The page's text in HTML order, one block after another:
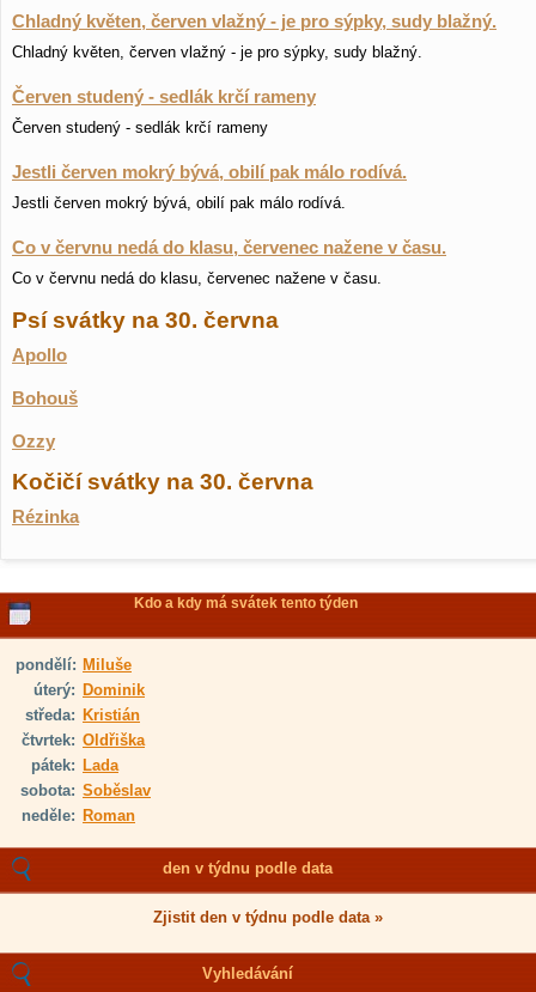
Chladný květen, červen vlažný - je pro sýpky, sudy blažný.
Chladný květen, červen vlažný - je pro sýpky, sudy blažný.
Červen studený - sedlák krčí rameny
Červen studený - sedlák krčí rameny
Jestli červen mokrý bývá, obilí pak málo rodívá.
Jestli červen mokrý bývá, obilí pak málo rodívá.
Co v červnu nedá do klasu, červenec nažene v času.
Co v červnu nedá do klasu, červenec nažene v času.
Psí svátky na 30. června
Apollo
Bohouš
Ozzy
Kočičí svátky na 30. června
Rézinka
Kdo a kdy má svátek tento týden
pondělí: Miluše
úterý: Dominik
středa: Kristián
čtvrtek: Oldřiška
pátek: Lada
sobota: Soběslav
neděle: Roman
den v týdnu podle data
Zjistit den v týdnu podle data »
Vyhledávání